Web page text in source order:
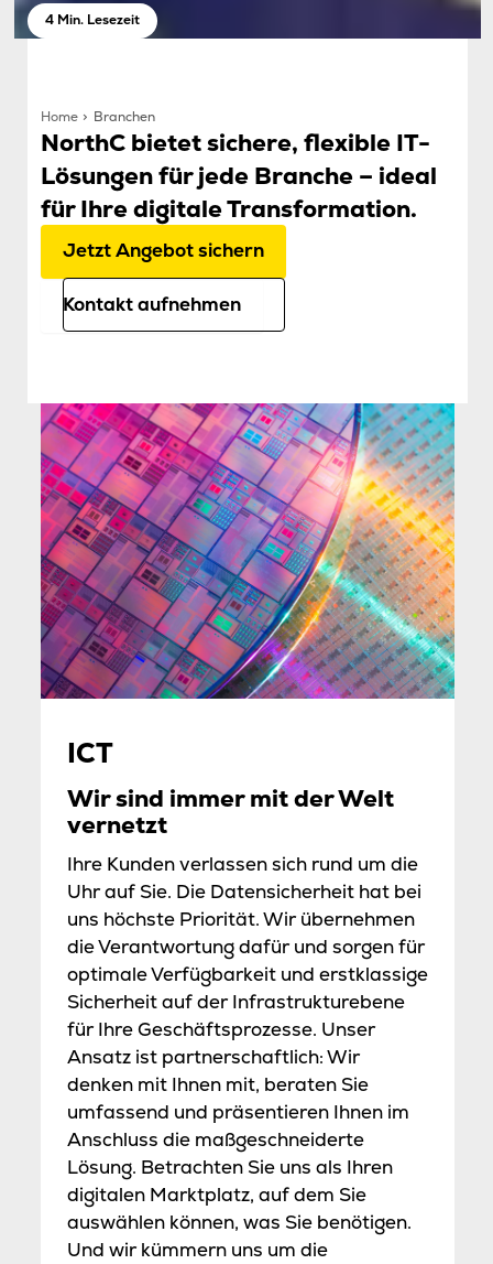
4 Min. Lesezeit
Home Branchen
NorthC bietet sichere, flexible IT-
Lösungen für jede Branche – ideal
für Ihre digitale Transformation.
Jetzt Angebot sichern
Kontakt aufnehmen
ICT
Wir sind immer mit der Welt
vernetzt
Ihre Kunden verlassen sich rund um die
Uhr auf Sie. Die Datensicherheit hat bei
uns höchste Priorität. Wir übernehmen
die Verantwortung dafür und sorgen für
optimale Verfügbarkeit und erstklassige
Sicherheit auf der Infrastrukturebene
für Ihre Geschäftsprozesse. Unser
Ansatz ist partnerschaftlich: Wir
denken mit Ihnen mit, beraten Sie
umfassend und präsentieren Ihnen im
Anschluss die maßgeschneiderte
Lösung. Betrachten Sie uns als Ihren
digitalen Marktplatz, auf dem Sie
auswählen können, was Sie benötigen.
Und wir kümmern uns um die